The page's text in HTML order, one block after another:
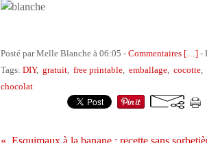
Posté par Melle Blanche à 06:05 - Commentaires [ ] -
Tags: DIY, gratuit free printable emballage cocotte
chocolat